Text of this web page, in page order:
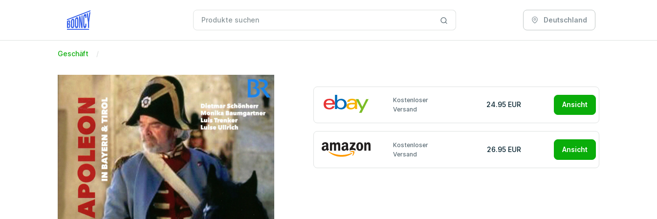
Deutschland
Geschäft
Kostenloser
Versand
24.95 EUR Ansicht
Kostenloser
Versand
26.95 EUR Ansicht